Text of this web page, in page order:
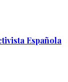
Española